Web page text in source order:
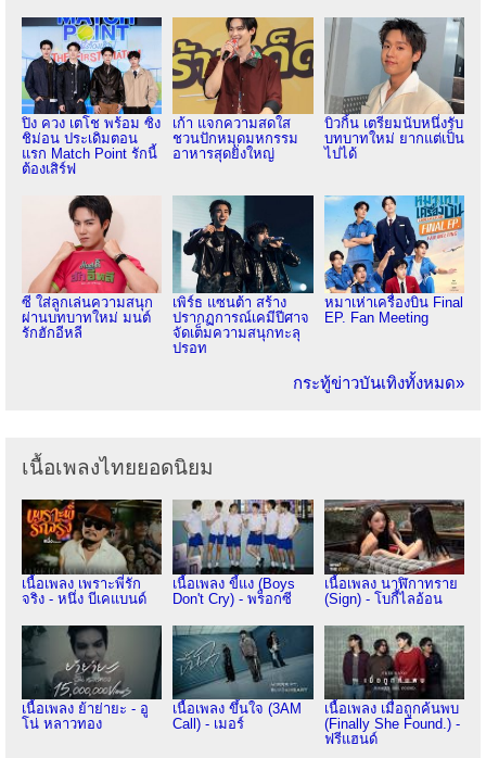
ปิง ควง เตโช พร้อม ซิง
ชิม่อน ประเดิมตอน
แรก Match Point รักนี้
ต้องเสิร์ฟ
เก้า แจกความสดใส
ชวนปักหมุดมหกรรม
อาหารสุดยิ่งใหญ่
บิวกิ้น เตรียมนับหนึ่งรับ
บทบาทใหม่ ยากแต่เป็น
ไปได้
ซี ใส่ลูกเล่นความสนุก
ผ่านบทบาทใหม่ มนต์
รักฮักอีหลี
เพิร์ธ แซนต้า สร้าง
ปรากฏการณ์เคมีปีศาจ
จัดเต็มความสนุกทะลุ
ปรอท
หมาเห่าเครื่องบิน Final
EP. Fan Meeting
กระทู้ข่าวบันเทิงทั้งหมด»
เนื้อเพลงไทยยอดนิยม
เนื้อเพลง เพราะพี่รัก
จริง - หนึ่ง บีเคแบนด์
เนื้อเพลง ขี้แง (Boys
Don't Cry) - พร็อกซี
เนื้อเพลง นาฬิกาทราย
(Sign) - โบกี้ไลอ้อน
เนื้อเพลง ย้าย่ายะ - อู
โน่ หลาวทอง
เนื้อเพลง ขึ้นใจ (3AM
Call) - เมอร์
เนื้อเพลง เมื่อถูกค้นพบ
(Finally She Found.) -
ฟรีแฮนด์